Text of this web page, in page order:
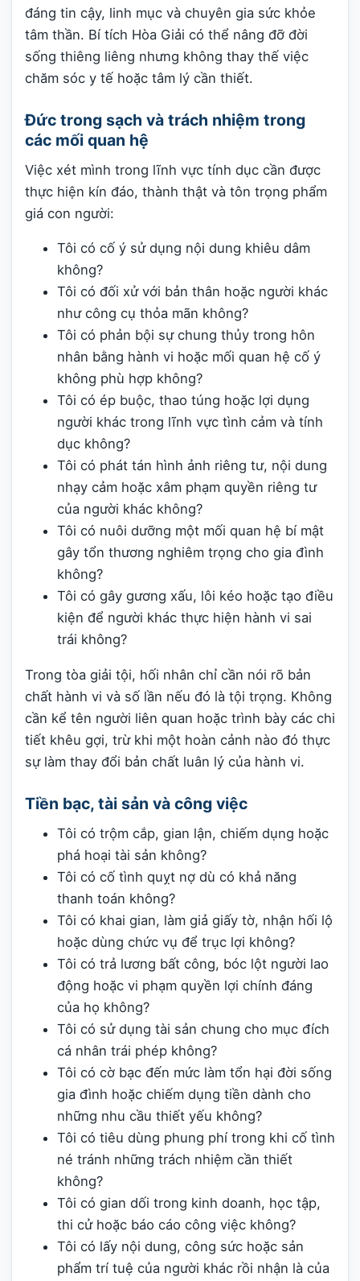
đáng tin cậy, linh mục và chuyên gia sức khỏe
tâm thần. Bí tích Hòa Giải có thể nâng đỡ đời
sống thiêng liêng nhưng không thay thế việc
chăm sóc y tế hoặc tâm lý cần thiết.
Đức trong sạch và trách nhiệm trong
các mối quan hệ
Việc xét mình trong lĩnh vực tính dục cần được
thực hiện kín đáo, thành thật và tôn trọng phẩm
giá con người:
Tôi có cố ý sử dụng nội dung khiêu dâm
không?
Tôi có đối xử với bản thân hoặc người khác
như công cụ thỏa mãn không?
Tôi có phản bội sự chung thủy trong hôn
nhân bằng hành vi hoặc mối quan hệ cố ý
không phù hợp không?
Tôi có ép buộc, thao túng hoặc lợi dụng
người khác trong lĩnh vực tình cảm và tính
dục không?
Tôi có phát tán hình ảnh riêng tư, nội dung
nhạy cảm hoặc xâm phạm quyền riêng tư
của người khác không?
Tôi có nuôi dưỡng một mối quan hệ bí mật
gây tổn thương nghiêm trọng cho gia đình
không?
Tôi có gây gương xấu, lôi kéo hoặc tạo điều
kiện để người khác thực hiện hành vi sai
trái không?
Trong tòa giải tội, hối nhân chỉ cần nói rõ bản
chất hành vi và số lần nếu đó là tội trọng. Không
cần kể tên người liên quan hoặc trình bày các chi
tiết khêu gợi, trừ khi một hoàn cảnh nào đó thực
sự làm thay đổi bản chất luân lý của hành vi.
Tiền bạc, tài sản và công việc
Tôi có trộm cắp, gian lận, chiếm dụng hoặc
phá hoại tài sản không?
Tôi có cố tình quỵt nợ dù có khả năng
thanh toán không?
Tôi có khai gian, làm giả giấy tờ, nhận hối lộ
hoặc dùng chức vụ để trục lợi không?
Tôi có trả lương bất công, bóc lột người lao
động hoặc vi phạm quyền lợi chính đáng
của họ không?
Tôi có sử dụng tài sản chung cho mục đích
cá nhân trái phép không?
Tôi có cờ bạc đến mức làm tổn hại đời sống
gia đình hoặc chiếm dụng tiền dành cho
những nhu cầu thiết yếu không?
Tôi có tiêu dùng phung phí trong khi cố tình
né tránh những trách nhiệm cần thiết
không?
Tôi có gian dối trong kinh doanh, học tập,
thi cử hoặc báo cáo công việc không?
Tôi có lấy nội dung, công sức hoặc sản
phẩm trí tuệ của người khác rồi nhận là của